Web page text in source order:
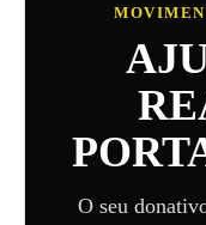
O seu